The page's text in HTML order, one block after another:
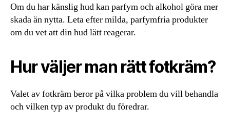
Om du har känslig hud kan parfym och alkohol göra mer
skada än nytta. Leta efter milda, parfymfria produkter
om du vet att din hud lätt reagerar.
Hur väljer man rätt fotkräm?
Valet av fotkräm beror på vilka problem du vill behandla
och vilken typ av produkt du föredrar.